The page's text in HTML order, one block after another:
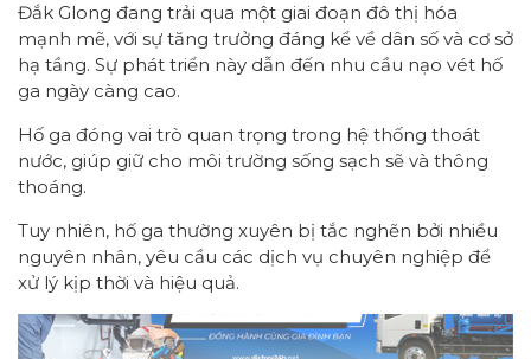
Đắk Glong đang trải qua một giai đoạn đô thị hóa
mạnh mẽ, với sự tăng trưởng đáng kể về dân số và cơ sở
hạ tầng. Sự phát triển này dẫn đến nhu cầu nạo vét hố
ga ngày càng cao.
Hố ga đóng vai trò quan trọng trong hệ thống thoát
nước, giúp giữ cho môi trường sống sạch sẽ và thông
thoáng.
Tuy nhiên, hố ga thường xuyên bị tắc nghẽn bởi nhiều
nguyên nhân, yêu cầu các dịch vụ chuyên nghiệp để
xử lý kịp thời và hiệu quả.